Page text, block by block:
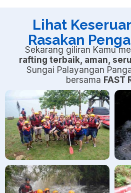
Lihat
Rasakan
Sekarang giliran Kamu
rafting terbaik, aman,
Sungai Palayangan
bersama FAST